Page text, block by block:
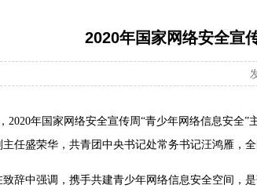
2020年国家网络安全宣
2020年国家网络安全宣传周“青少年网络信息安全
主任盛荣华，共青团中央书记处常务书记汪鸿雁，
致辞中强调，携手共建青少年网络信息安全空间，